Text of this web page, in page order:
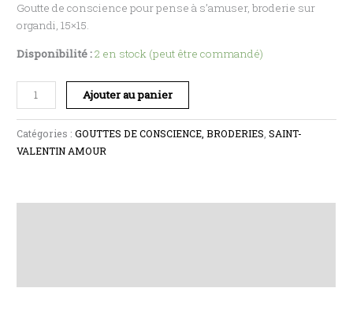
Goutte de conscience pour pense à s’amuser, broderie sur
organdi, 15×15.
Disponibilité :2 en stock (peut être commandé)
Ajouter au panier
Catégories :GOUTTES DE CONSCIENCE, BRODERIES,SAINT-
VALENTIN AMOUR